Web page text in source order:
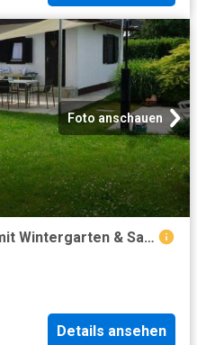
Foto anschauen
klimatisiertes Ferienhaus mit Wintergarten & Saunahaus – Ihr Rückzugsort in Trausdorf am See
Details ansehen